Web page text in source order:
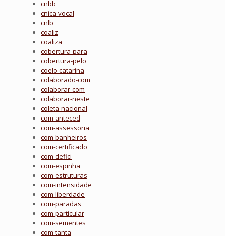
cnbb
cnica-vocal
cnlb
coaliz
coaliza
cobertura-para
cobertura-pelo
coelo-catarina
colaborado-com
colaborar-com
colaborar-neste
coleta-nacional
com-anteced
com-assessoria
com-banheiros
com-certificado
com-defici
com-espinha
com-estruturas
com-intensidade
com-liberdade
com-paradas
com-particular
com-sementes
com-tanta